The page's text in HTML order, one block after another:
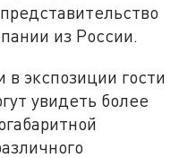
из России.
экспозиции гости
увидеть более